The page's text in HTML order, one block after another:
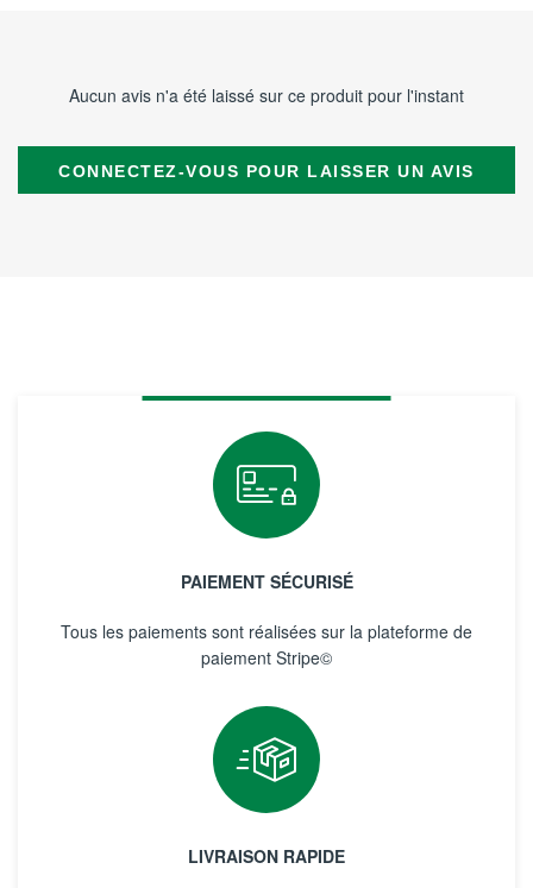
Aucun avis n'a été laissé sur ce produit pour l'instant
CONNECTEZ-VOUS POUR LAISSER UN AVIS
PAIEMENT SÉCURISÉ
Tous les paiements sont réalisées sur la plateforme de
paiement Stripe©
LIVRAISON RAPIDE